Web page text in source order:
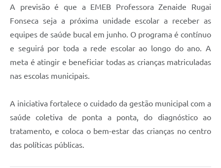
A previsão é que a EMEB Professora Zenaide Rugai
Fonseca seja a próxima unidade escolar a receber as
equipes de saúde bucal em junho. O programa é contínuo
e seguirá por toda a rede escolar ao longo do ano. A
meta é atingir e beneficiar todas as crianças matriculadas
nas escolas municipais.
A iniciativa fortalece o cuidado da gestão municipal com a
saúde coletiva de ponta a ponta, do diagnóstico ao
tratamento, e coloca o bem-estar das crianças no centro
das políticas públicas.